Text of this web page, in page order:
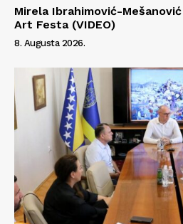
Mirela Ibrahimović-
Art Festa (VIDEO)
8. Augusta 2026.